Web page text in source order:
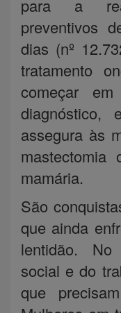
para a
preventivos
dias (nº
tratamento
começar
diagnóstico,
assegura às
mastectomia
mamária.
São
que ainda
lentidão.
social e do
que